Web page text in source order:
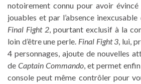
notoirement connu pour avoir évincé
jouables et par l’absence
Final Fight 2, pourtant exclusif à la
loin d’être une perle. Final Fight 3, lui,
4 personnages, ajoute de nouvelles
de Captain Commando, et permet enfin
console peut même contrôler pour